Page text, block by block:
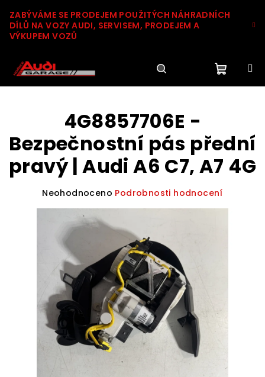
na
obsah
ZABÝVÁME SE PRODEJEM POUŽITÝCH NÁHRADNÍCH
DÍLŮ NA VOZY AUDI, SERVISEM, PRODEJEM A
VÝKUPEM VOZŮ
HledatPřihlášení
4G8857706E -
Bezpečnostní pás přední
pravý | Audi A6 C7, A7 4G
Průměrné
produktu
hvězdiček.
Neohodnoceno Podrobnosti hodnocení